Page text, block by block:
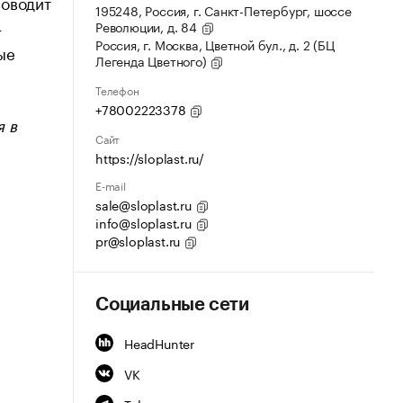
в
195248, Россия, г. Санкт-Петербург, шоссе
Революции, д. 84
Россия, г. Москва, Цветной бул., д. 2 (БЦ
Легенда Цветного)
Телефон
+78002223378
Сайт
https://sloplast.ru/
E-mail
sale@sloplast.ru
info@sloplast.ru
pr@sloplast.ru
Социальные сети
HeadHunter
VK